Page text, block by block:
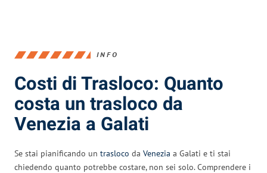
INFO
Costi di Trasloco: Quanto
costa un trasloco da
Venezia a Galati
Se stai pianificando un trasloco da Venezia a Galati e ti stai
chiedendo quanto potrebbe costare, non sei solo. Comprendere i